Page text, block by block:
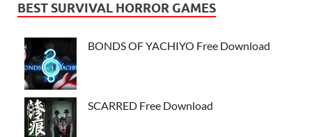
BEST SURVIVAL HORROR GAMES
BONDS OF YACHIYO Free Download
SCARRED Free Download